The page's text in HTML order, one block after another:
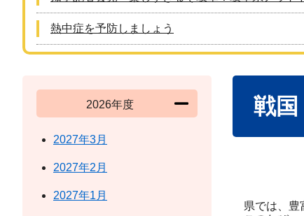
熱中症を予防しましょう
戦
県では、豊
2026年度
2027年3月
2027年2月
2027年1月